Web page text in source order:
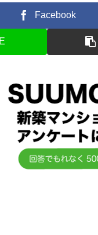
Facebook